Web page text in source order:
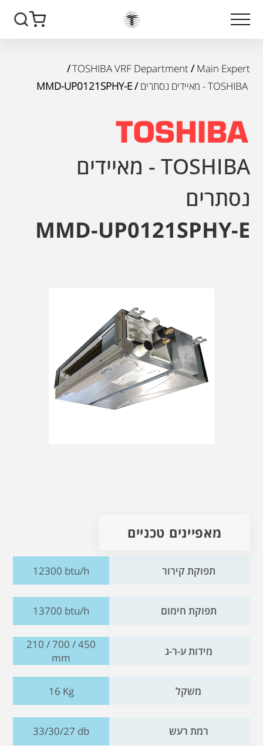
Main Expert
/
TOSHIBA VRF Department
/
TOSHIBA - מאיידים נסתרים
/ MMD-UP0121SPHY-E
TOSHIBA - מאיידים
נסתרים
MMD-UP0121SPHY-E
מאפיינים טכניים
תפוקת קירור 12300 btu/h
תפוקת חימום 13700 btu/h
מידות ע-ר-ג
210 / 700 / 450
mm
משקל 16 Kg
רמת רעש 33/30/27 db